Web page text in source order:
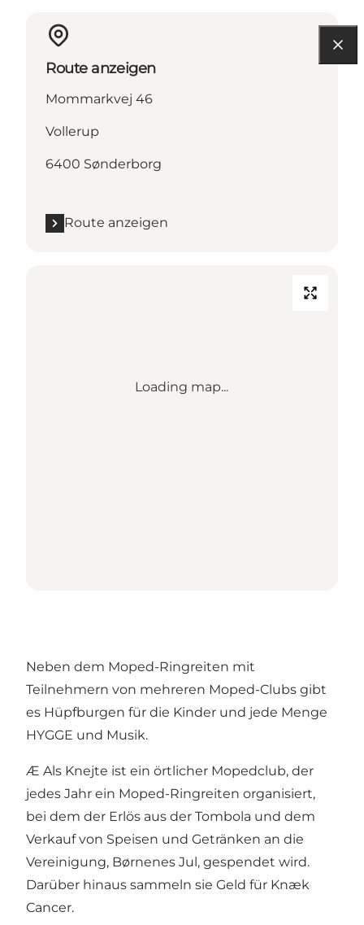
Route anzeigen
Mommarkvej 46
Vollerup
6400 Sønderborg
Route anzeigen
Loading map...
Neben dem Moped-Ringreiten mit
Teilnehmern von mehreren Moped-Clubs gibt
es Hüpfburgen für die Kinder und jede Menge
HYGGE und Musik.
Æ Als Knejte ist ein örtlicher Mopedclub, der
jedes Jahr ein Moped-Ringreiten organisiert,
bei dem der Erlös aus der Tombola und dem
Verkauf von Speisen und Getränken an die
Vereinigung, Børnenes Jul, gespendet wird.
Darüber hinaus sammeln sie Geld für Knæk
Cancer.